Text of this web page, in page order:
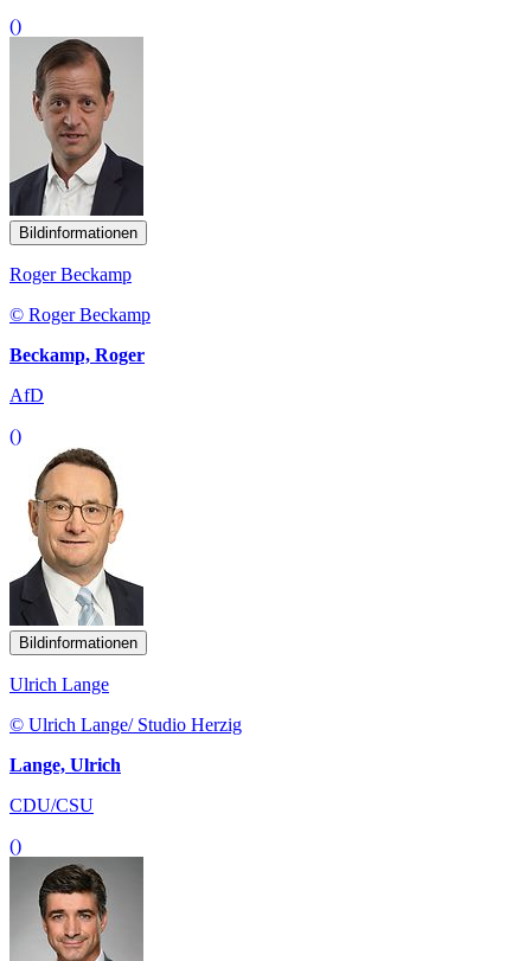
()
Bildinformationen
Roger Beckamp
© Roger Beckamp
Beckamp, Roger
AfD
()
Bildinformationen
Ulrich Lange
© Ulrich Lange/ Studio Herzig
Lange, Ulrich
CDU/CSU
()